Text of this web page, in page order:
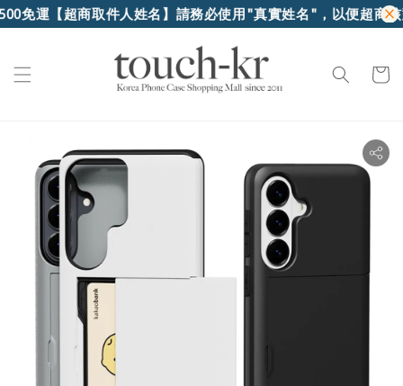
運【超商取件人姓名】請務必使用"真實姓名"，以便超商核對